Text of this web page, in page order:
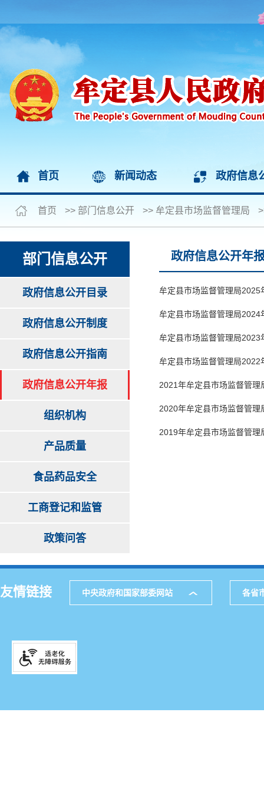
首页 新闻动态 政府信息
首页 >> 部门信息公开 >> 牟定县市场监督管理局
部门信息公开
政府信息公开目录
政府信息公开制度
政府信息公开指南
政府信息公开年报
组织机构
产品质量
食品药品安全
工商登记和监管
政策问答
政府信息公开年
牟定县市场监督管理局
牟定县市场监督管理局
牟定县市场监督管理局
牟定县市场监督管理局
2021年牟定县市场监督管
2020年牟定县市场监督管
2019年牟定县市场监督管
友情链接 中央政府和国家部委网站 各省